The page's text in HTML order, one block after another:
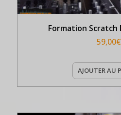
Formation Scratch
59,00€
AJOUTER AU